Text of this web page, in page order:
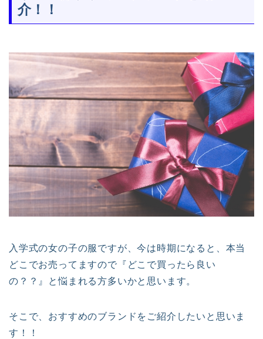
介！！
入学式の女の子の服ですが、今は時期になると、本当
どこでお売ってますので『どこで買ったら良い
の？？』と悩まれる方多いかと思います。
そこで、おすすめのブランドをご紹介したいと思いま
す！！